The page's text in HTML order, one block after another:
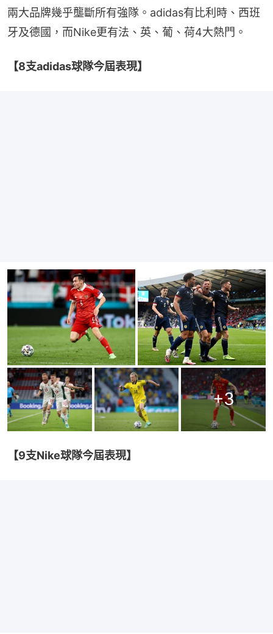
兩大品牌幾乎壟斷所有強隊。adidas有比利時、西班
牙及德國，而Nike更有法、英、葡、荷4大熱門。
【8支adidas球隊今屆表現】
+3
【9支Nike球隊今屆表現】